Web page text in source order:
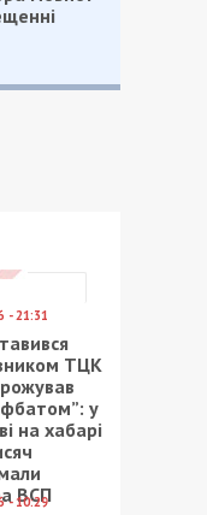
- 21:31
ТЦК
у
на хабарі
ВСП
- 10:29